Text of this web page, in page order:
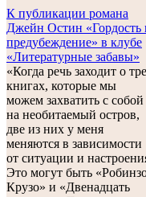
К публикации романа
Джейн Остин «Гордость
предубеждение» в клубе
«Литературные забавы»
«Когда речь заходит о
книгах, которые мы
можем захватить с собой
на необитаемый остров,
две из них у меня
меняются в зависимости
от ситуации и
Это могут быть
Крузо» и «Двенадцать